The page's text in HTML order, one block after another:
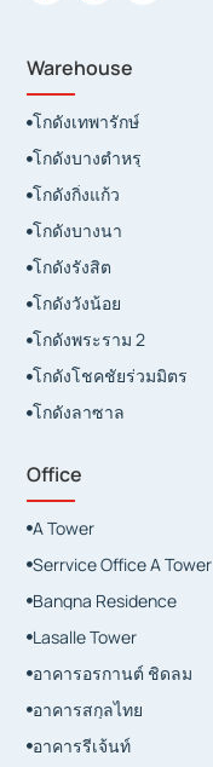
Warehouse
โกดังเทพารักษ์
โกดังบางตำหรุ
โกดังกิ่งแก้ว
โกดังบางนา
โกดังรังสิต
โกดังวังน้อย
โกดังพระราม 2
โกดังโชคชัยร่วมมิตร
โกดังลาซาล
Office
A Tower
Serrvice Office A Tower
 Bangna Residence
 Lasalle Tower
 อาคารอรกานต์ ชิดลม
 อาคารสกุลไทย
 อาคารรีเจ้นท์